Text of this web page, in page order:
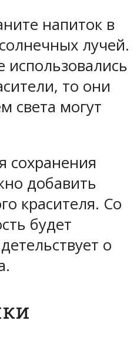
напиток в
лучей.
использовались
то они
света могут
сохранения
добавить
красителя. Со
будет
о